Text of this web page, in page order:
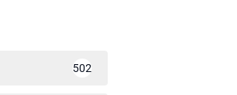
502